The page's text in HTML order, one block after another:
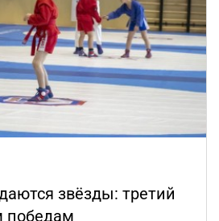
звёзды: третий
победам